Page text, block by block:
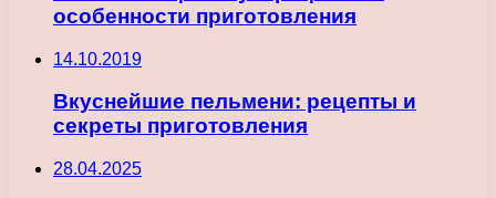
особенности приготовления
14.10.2019
Вкуснейшие пельмени: рецепты и
секреты приготовления
28.04.2025